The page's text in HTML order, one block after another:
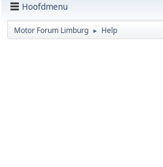
Hoofdmenu
Motor Forum Limburg ► Help